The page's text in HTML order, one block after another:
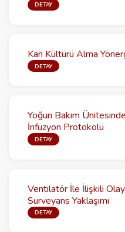
DETAY
Kan Kültürü Alma
DETAY
Yoğun Bakım
İnfüzyon Protokolü
DETAY
Ventilatör İle İlişkili
Surveyans Yaklaşımı
DETAY